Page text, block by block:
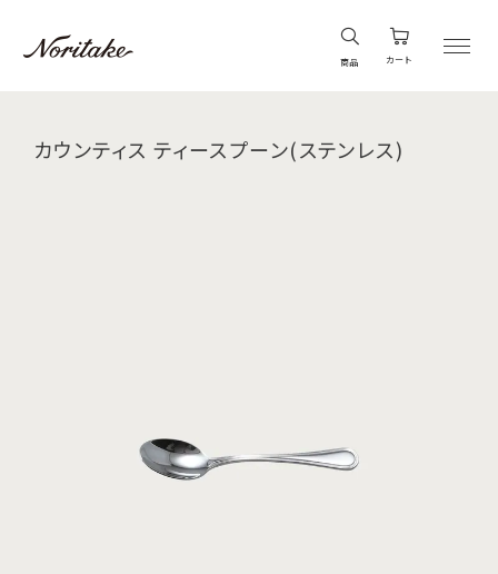
商品 カート
カウンティス ティースプーン(ステンレス)